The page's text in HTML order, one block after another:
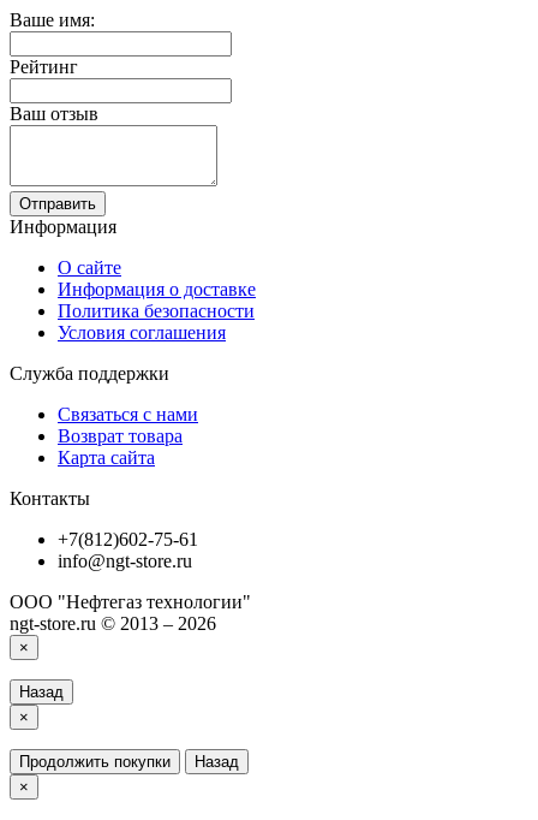
Ваше имя:
Рейтинг
Ваш отзыв
Отправить
Информация
О сайте
Информация о доставке
Политика безопасности
Условия соглашения
Служба поддержки
Связаться с нами
Возврат товара
Карта сайта
Контакты
+7(812)602-75-61
info@ngt-store.ru
ООО "Нефтегаз технологии"
ngt-store.ru © 2013 – 2026
×
Назад
×
Продолжить покупки
Назад
×